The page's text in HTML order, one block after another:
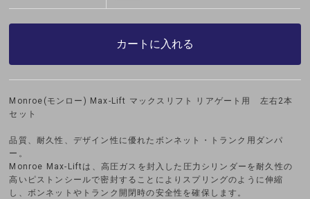
カートに入れる
Monroe(モンロー) Max-Lift マックスリフト リアゲート用 左右2本
セット
品質、耐久性、デザイン性に優れたボンネット・トランク用ダンパ
ー。
Monroe Max-Liftは、高圧ガスを封入した圧力シリンダーを耐久性の
高いピストンシールで密封することによりスプリングのように伸縮
し、ボンネットやトランク開閉時の安全性を確保します。